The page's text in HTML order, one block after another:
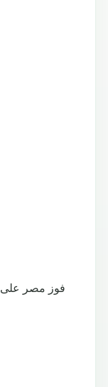
فوز مصر على